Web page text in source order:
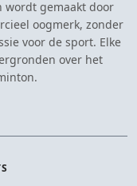
wordt gemaakt door
oogmerk, zonder
voor de sport. Elke
over het